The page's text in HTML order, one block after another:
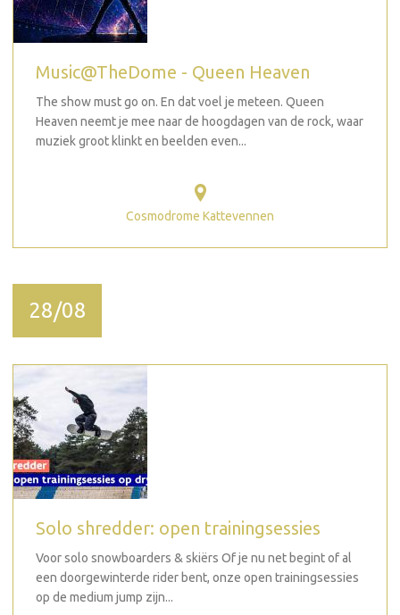
Music@TheDome - Queen Heaven
The show must go on. En dat voel je meteen. Queen
Heaven neemt je mee naar de hoogdagen van de rock, waar
muziek groot klinkt en beelden even...
Cosmodrome Kattevennen
28/08
Solo shredder: open trainingsessies
Voor solo snowboarders & skiërs Of je nu net begint of al
een doorgewinterde rider bent, onze open trainingsessies
op de medium jump zijn...